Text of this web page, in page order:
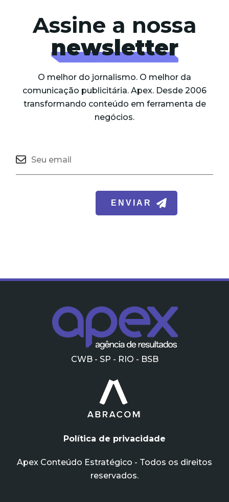
Assine a nossa
newsletter
O melhor do jornalismo. O melhor da
comunicação publicitária. Apex. Desde 2006
transformando conteúdo em ferramenta de
negócios.
CWB - SP - RIO - BSB
Política de privacidade
Apex Conteúdo Estratégico - Todos os direitos
reservados.